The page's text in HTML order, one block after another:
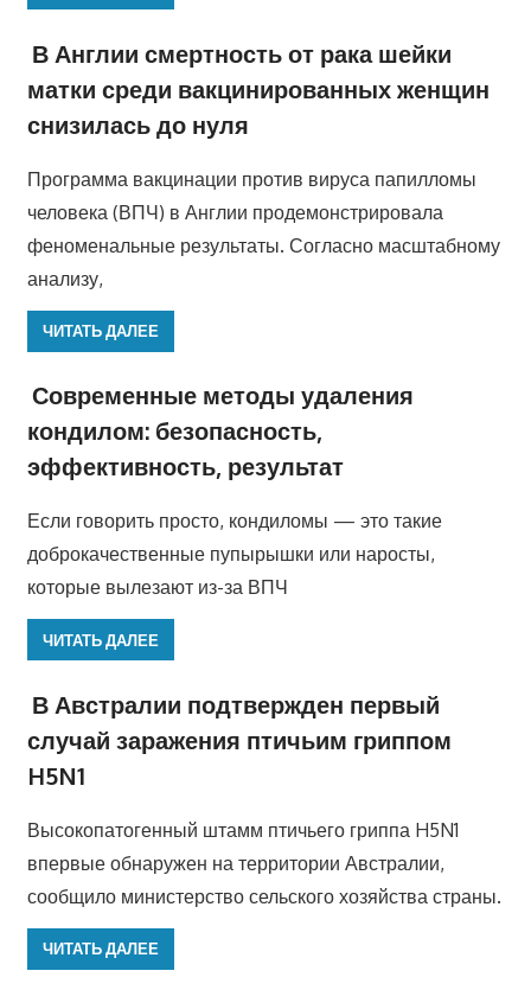
В Англии смертность от рака шейки
матки среди вакцинированных женщин
снизилась до нуля
Программа вакцинации против вируса папилломы
человека (ВПЧ) в Англии продемонстрировала
феноменальные результаты. Согласно масштабному
анализу,
ЧИТАТЬ ДАЛЕЕ
Современные методы удаления
кондилом: безопасность,
эффективность, результат
Если говорить просто, кондиломы — это такие
доброкачественные пупырышки или наросты,
которые вылезают из-за ВПЧ
ЧИТАТЬ ДАЛЕЕ
В Австралии подтвержден первый
случай заражения птичьим гриппом
H5N1
Высокопатогенный штамм птичьего гриппа H5N1
впервые обнаружен на территории Австралии,
сообщило министерство сельского хозяйства страны.
ЧИТАТЬ ДАЛЕЕ